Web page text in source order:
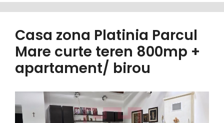
Casa zona Platinia Parcul
Mare curte teren 800mp +
apartament/ birou